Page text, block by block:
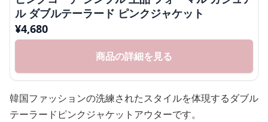
ル ダブルテーラード ピンクジャケット
¥4,680
商品の詳細を見る
韓国ファッションの洗練されたスタイルを体現するダブル
テーラードピンクジャケットアウターです。